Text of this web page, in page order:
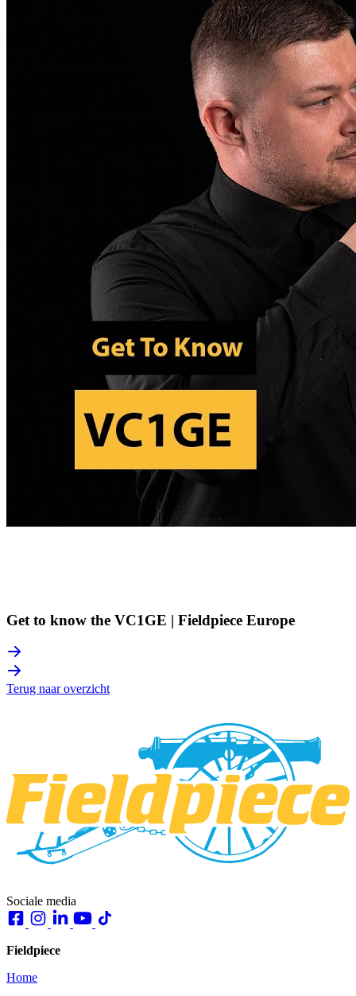
Get to know the VC1GE | Fieldpiece Europe
Terug naar overzicht
Sociale media
Fieldpiece
Home